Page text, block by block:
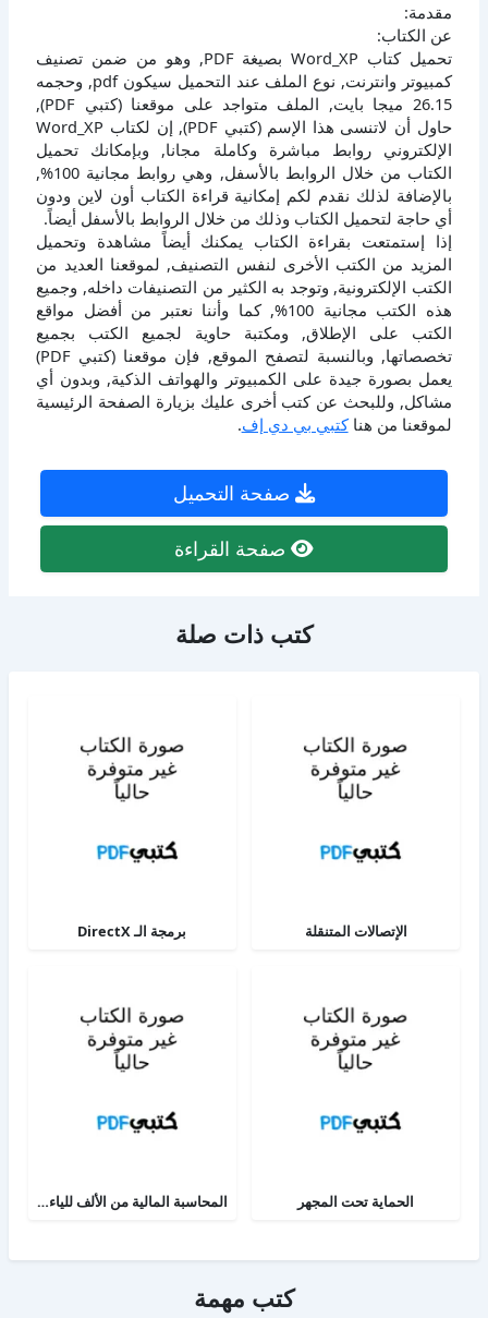
مقدمة:
عن الكتاب:
تحميل كتاب Word_XP بصيغة PDF, وهو من ضمن تصنيف
كمبيوتر وانترنت, نوع الملف عند التحميل سيكون pdf, وحجمه
26.15 ميجا بايت, الملف متواجد على موقعنا (كتبي PDF),
حاول أن لاتنسى هذا الإسم (كتبي PDF), إن لكتاب Word_XP
الإلكتروني روابط مباشرة وكاملة مجانا, وبإمكانك تحميل
الكتاب من خلال الروابط بالأسفل, وهي روابط مجانية 100%,
بالإضافة لذلك نقدم لكم إمكانية قراءة الكتاب أون لاين ودون
أي حاجة لتحميل الكتاب وذلك من خلال الروابط بالأسفل أيضاً.
إذا إستمتعت بقراءة الكتاب يمكنك أيضاً مشاهدة وتحميل
المزيد من الكتب الأخرى لنفس التصنيف, لموقعنا العديد من
الكتب الإلكترونية, وتوجد به الكثير من التصنيفات داخله, وجميع
هذه الكتب مجانية 100%, كما وأننا نعتبر من أفضل مواقع
الكتب على الإطلاق, ومكتبة حاوية لجميع الكتب بجميع
تخصصاتها, وبالنسبة لتصفح الموقع, فإن موقعنا (كتبي PDF)
يعمل بصورة جيدة على الكمبيوتر والهواتف الذكية, وبدون أي
مشاكل, وللبحث عن كتب أخرى عليك بزيارة الصفحة الرئيسية
لموقعنا من هناكتبي بي دي إف.
صفحة التحميل
صفحة القراءة
كتب ذات صلة
الإتصالات المتنقلة برمجة الـ DirectX
الحماية تحت المجهر المحاسبة المالية من الألف للياء - الجزء الثاني
كتب مهمة